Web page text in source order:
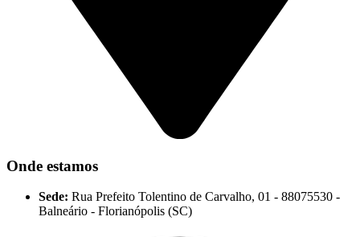
Onde estamos
Sede: Rua Prefeito Tolentino de Carvalho, 01 - 88075530 -
Balneário - Florianópolis (SC)